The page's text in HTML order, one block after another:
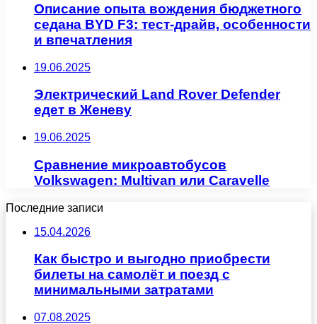
Описание опыта вождения бюджетного
седана BYD F3: тест-драйв, особенности
и впечатления
19.06.2025
Электрический Land Rover Defender
едет в Женеву
19.06.2025
Сравнение микроавтобусов
Volkswagen: Multivan или Caravelle
Последние записи
15.04.2026
Как быстро и выгодно приобрести
билеты на самолёт и поезд с
минимальными затратами
07.08.2025